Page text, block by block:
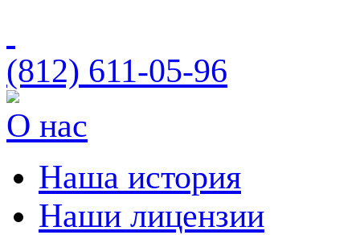
(812) 611-05-96
О нас
Наша история
Наши лицензии